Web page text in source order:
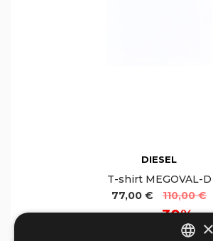
DIESEL
T-shirt MEGOVAL-D
77,00 €
110,00 €
Sconto30%
×